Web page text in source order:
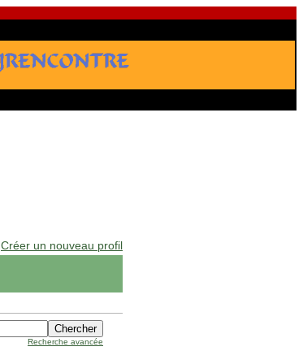
Créer un nouveau profil
Recherche avancée